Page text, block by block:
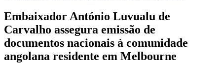
Embaixador António Luvualu de
Carvalho assegura emissão de
documentos nacionais à comunidade
angolana residente em Melbourne